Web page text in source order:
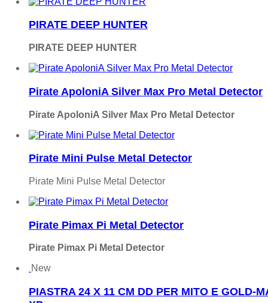
PIRATE DEEP HUNTER
PIRATE DEEP HUNTER
Pirate ApoloniA Silver Max Pro Metal Detector
Pirate ApoloniA Silver Max Pro Metal Detector
Pirate Mini Pulse Metal Detector
Pirate Mini Pulse Metal Detector
Pirate Pimax Pi Metal Detector
Pirate Pimax Pi Metal Detector
New
PIASTRA 24 X 11 CM DD PER MITO E GOLD-